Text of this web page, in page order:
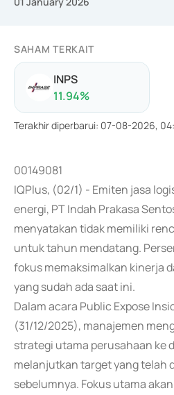
SAHAM TERKAIT
INPS
11.94%
Terakhir diperbarui: 07-08-2026,
00149081
IQPlus, (02/1) - Emiten jasa
energi, PT Indah Prakasa
menyatakan tidak memiliki
untuk tahun mendatang.
fokus memaksimalkan kinerja
yang sudah ada saat ini.
Dalam acara Public Expose
(31/12/2025), manajemen
strategi utama perusahaan ke
melanjutkan target yang telah
sebelumnya. Fokus utama